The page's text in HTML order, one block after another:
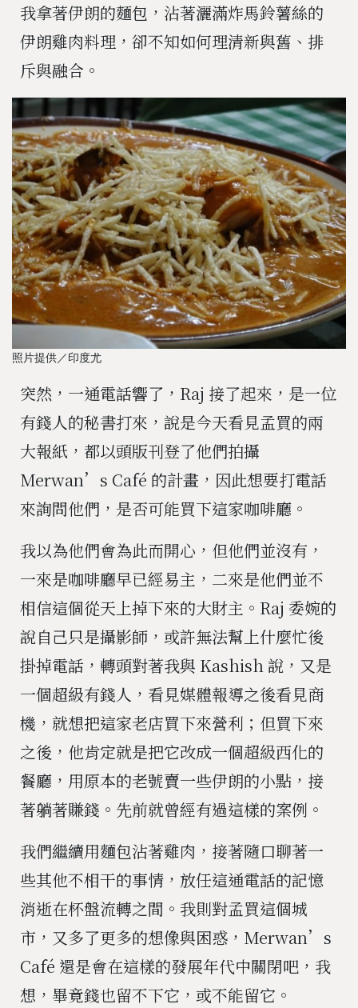
我拿著伊朗的麵包，沾著灑滿炸馬鈴薯絲的
伊朗雞肉料理，卻不知如何理清新與舊、排
斥與融合。
照片提供／印度尤
突然，一通電話響了，Raj 接了起來，是一位
有錢人的秘書打來，說是今天看見孟買的兩
大報紙，都以頭版刊登了他們拍攝
Merwan’s Café 的計畫，因此想要打電話
來詢問他們，是否可能買下這家咖啡廳。
我以為他們會為此而開心，但他們並沒有，
一來是咖啡廳早已經易主，二來是他們並不
相信這個從天上掉下來的大財主。Raj 委婉的
說自己只是攝影師，或許無法幫上什麼忙後
掛掉電話，轉頭對著我與 Kashish 說，又是
一個超級有錢人，看見媒體報導之後看見商
機，就想把這家老店買下來營利；但買下來
之後，他肯定就是把它改成一個超級西化的
餐廳，用原本的老號賣一些伊朗的小點，接
著躺著賺錢。先前就曾經有過這樣的案例。
我們繼續用麵包沾著雞肉，接著隨口聊著一
些其他不相干的事情，放任這通電話的記憶
消逝在杯盤流轉之間。我則對孟買這個城
市，又多了更多的想像與困惑，Merwan’s
Café 還是會在這樣的發展年代中關閉吧，我
想，畢竟錢也留不下它，或不能留它。